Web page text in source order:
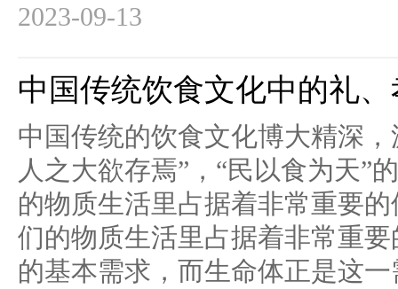
2023-09-13
中国传统饮食文化中的礼
中国传统的饮食文化博大精深
人之大欲存焉”，“民以食为天”
的物质生活里占据着非常重要
们的物质生活里占据着非常重
的基本需求，而生命体正是这